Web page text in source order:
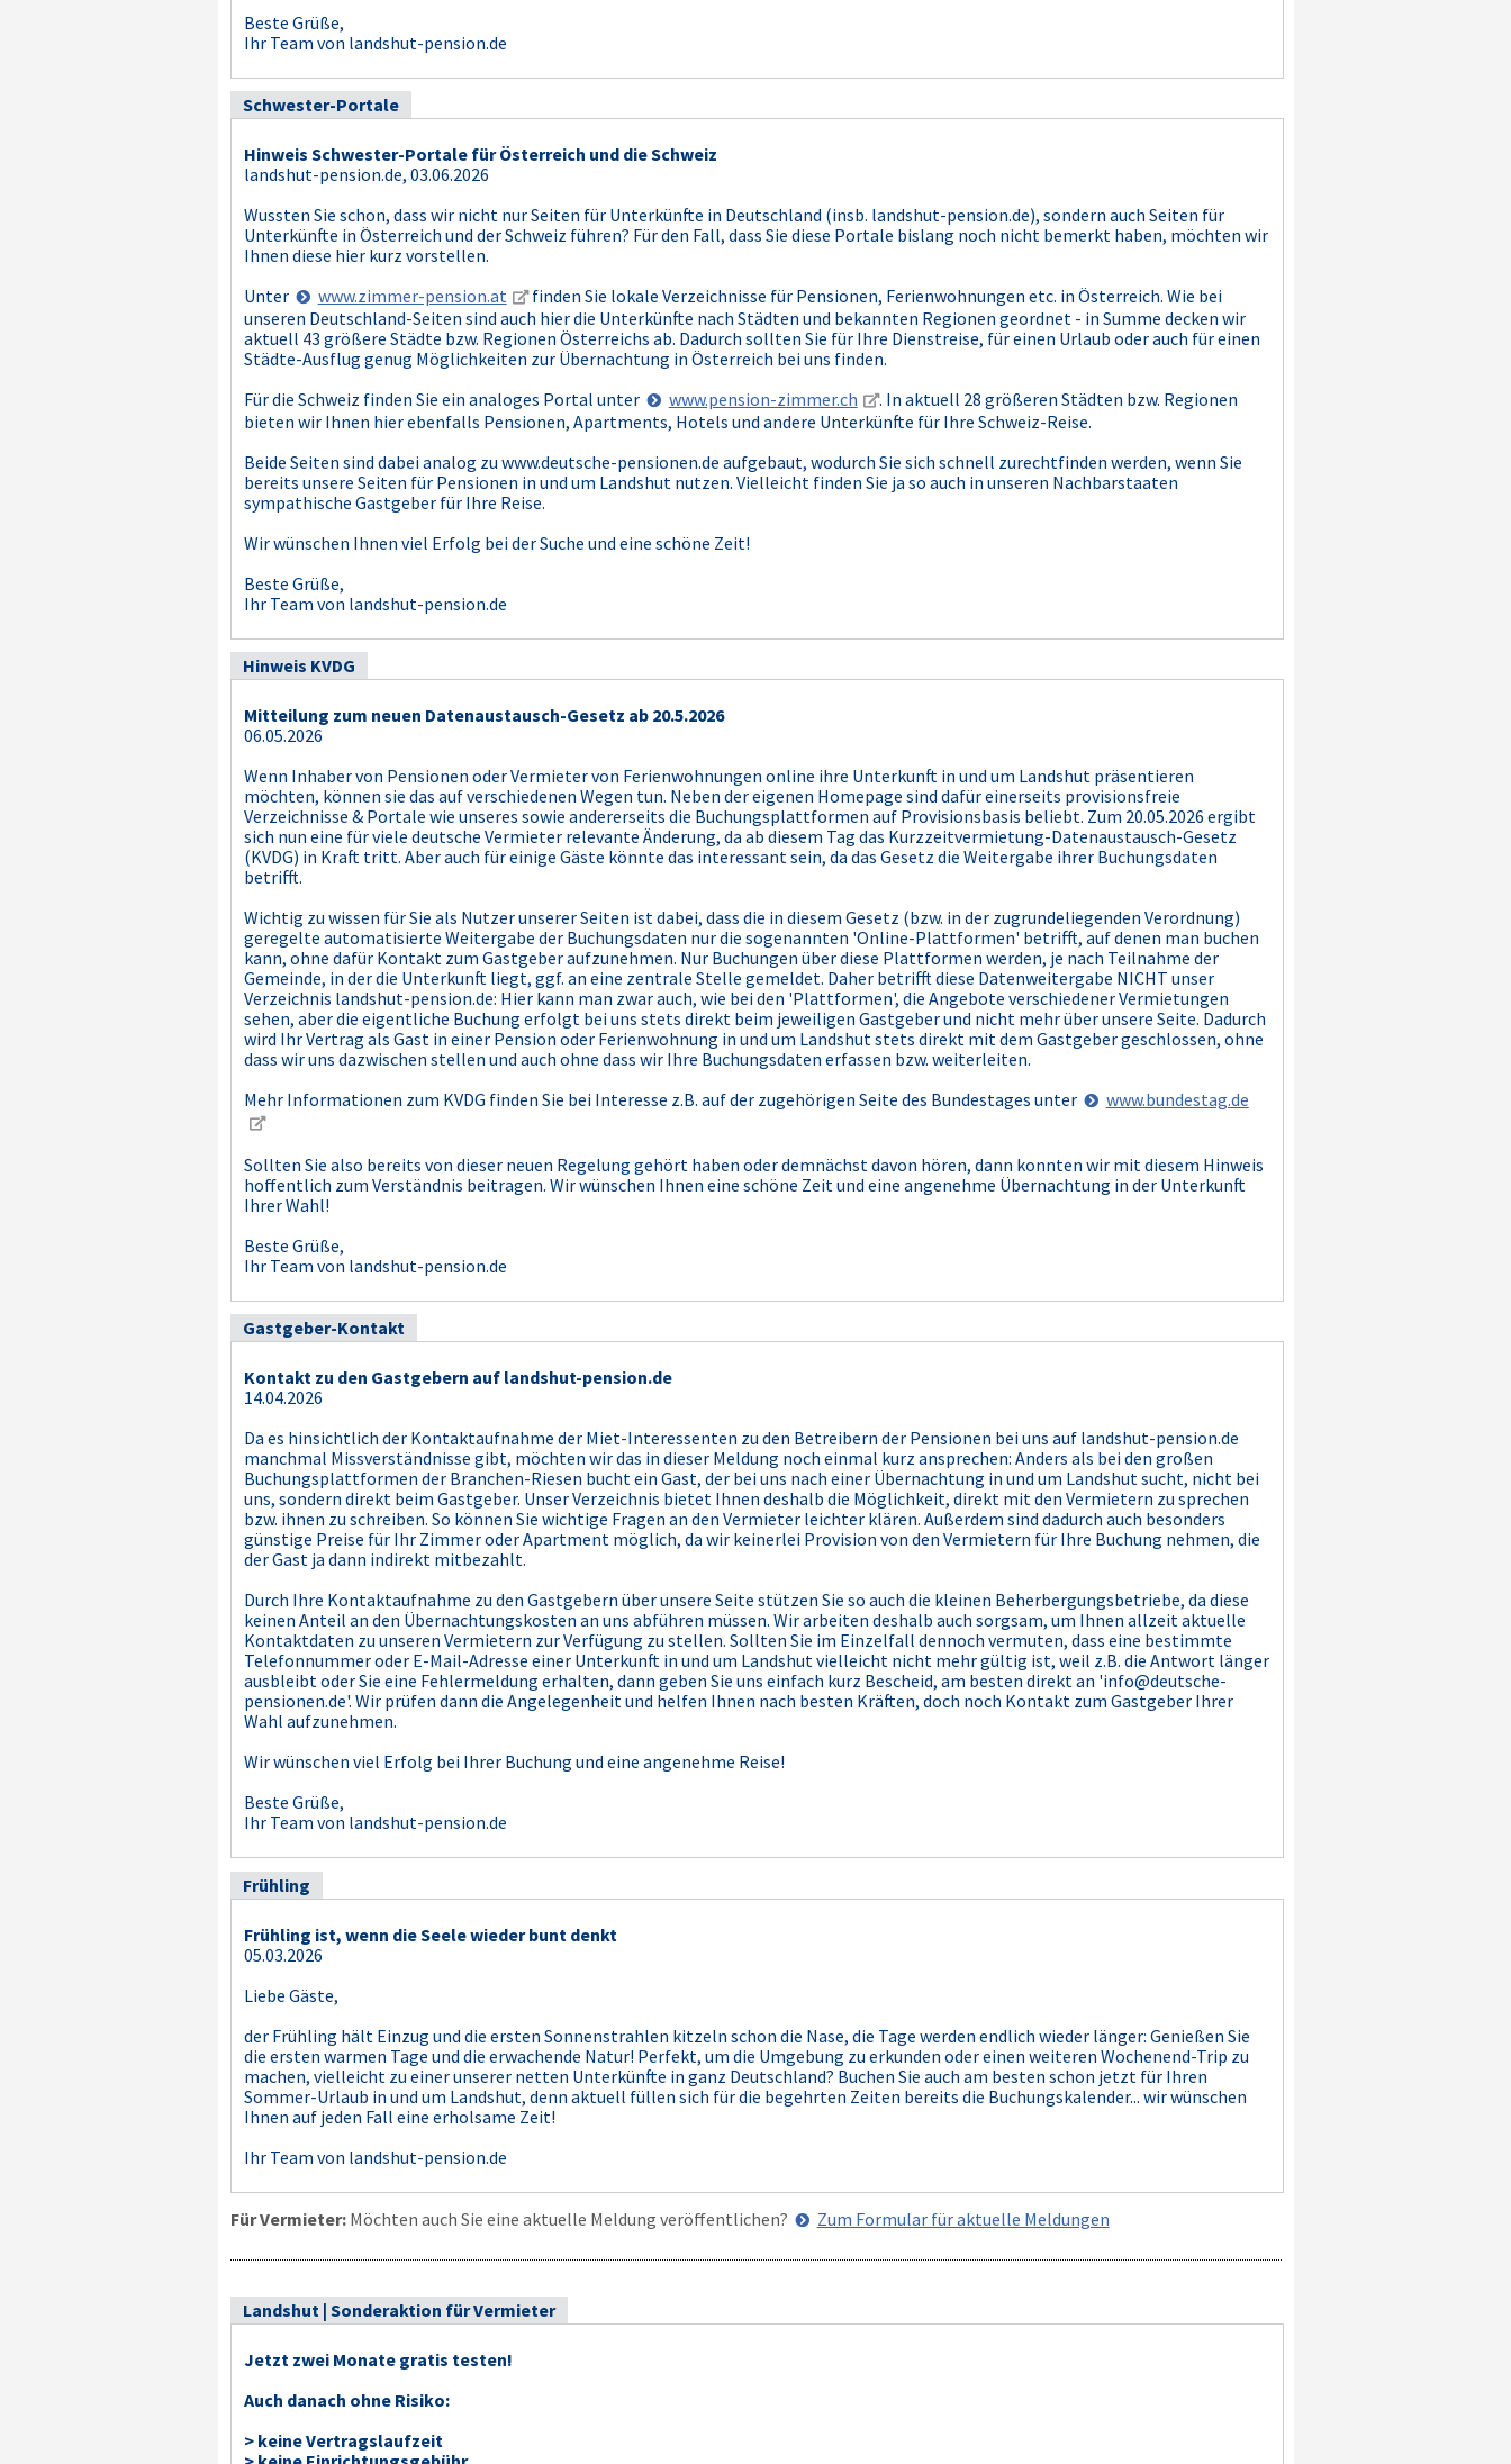
Beste Grüße,
Ihr Team von landshut-pension.de
Schwester-Portale
Hinweis Schwester-Portale für Österreich und die Schweiz
landshut-pension.de, 03.06.2026
Wussten Sie schon, dass wir nicht nur Seiten für Unterkünfte in Deutschland (insb. landshut-pension.de), sondern auch Seiten für
Unterkünfte in Österreich und der Schweiz führen? Für den Fall, dass Sie diese Portale bislang noch nicht bemerkt haben, möchten wir
Ihnen diese hier kurz vorstellen.
Unter
www.zimmer-pension.at
finden Sie lokale Verzeichnisse für Pensionen, Ferienwohnungen etc. in Österreich. Wie bei
unseren Deutschland-Seiten sind auch hier die Unterkünfte nach Städten und bekannten Regionen geordnet - in Summe decken wir
aktuell 43 größere Städte bzw. Regionen Österreichs ab. Dadurch sollten Sie für Ihre Dienstreise, für einen Urlaub oder auch für einen
Städte-Ausflug genug Möglichkeiten zur Übernachtung in Österreich bei uns finden.
Für die Schweiz finden Sie ein analoges Portal unter
www.pension-zimmer.ch
. In aktuell 28 größeren Städten bzw. Regionen
bieten wir Ihnen hier ebenfalls Pensionen, Apartments, Hotels und andere Unterkünfte für Ihre Schweiz-Reise.
Beide Seiten sind dabei analog zu www.deutsche-pensionen.de aufgebaut, wodurch Sie sich schnell zurechtfinden werden, wenn Sie
bereits unsere Seiten für Pensionen in und um Landshut nutzen. Vielleicht finden Sie ja so auch in unseren Nachbarstaaten
sympathische Gastgeber für Ihre Reise.
Wir wünschen Ihnen viel Erfolg bei der Suche und eine schöne Zeit!
Beste Grüße,
Ihr Team von landshut-pension.de
Hinweis KVDG
Mitteilung zum neuen Datenaustausch-Gesetz ab 20.5.2026
06.05.2026
Wenn Inhaber von Pensionen oder Vermieter von Ferienwohnungen online ihre Unterkunft in und um Landshut präsentieren
möchten, können sie das auf verschiedenen Wegen tun. Neben der eigenen Homepage sind dafür einerseits provisionsfreie
Verzeichnisse & Portale wie unseres sowie andererseits die Buchungsplattformen auf Provisionsbasis beliebt. Zum 20.05.2026 ergibt
sich nun eine für viele deutsche Vermieter relevante Änderung, da ab diesem Tag das Kurzzeitvermietung-Datenaustausch-Gesetz
(KVDG) in Kraft tritt. Aber auch für einige Gäste könnte das interessant sein, da das Gesetz die Weitergabe ihrer Buchungsdaten
betrifft.
Wichtig zu wissen für Sie als Nutzer unserer Seiten ist dabei, dass die in diesem Gesetz (bzw. in der zugrundeliegenden Verordnung)
geregelte automatisierte Weitergabe der Buchungsdaten nur die sogenannten 'Online-Plattformen' betrifft, auf denen man buchen
kann, ohne dafür Kontakt zum Gastgeber aufzunehmen. Nur Buchungen über diese Plattformen werden, je nach Teilnahme der
Gemeinde, in der die Unterkunft liegt, ggf. an eine zentrale Stelle gemeldet. Daher betrifft diese Datenweitergabe NICHT unser
Verzeichnis landshut-pension.de: Hier kann man zwar auch, wie bei den 'Plattformen', die Angebote verschiedener Vermietungen
sehen, aber die eigentliche Buchung erfolgt bei uns stets direkt beim jeweiligen Gastgeber und nicht mehr über unsere Seite. Dadurch
wird Ihr Vertrag als Gast in einer Pension oder Ferienwohnung in und um Landshut stets direkt mit dem Gastgeber geschlossen, ohne
dass wir uns dazwischen stellen und auch ohne dass wir Ihre Buchungsdaten erfassen bzw. weiterleiten.
Mehr Informationen zum KVDG finden Sie bei Interesse z.B. auf der zugehörigen Seite des Bundestages unter
www.bundestag.de
Sollten Sie also bereits von dieser neuen Regelung gehört haben oder demnächst davon hören, dann konnten wir mit diesem Hinweis
hoffentlich zum Verständnis beitragen. Wir wünschen Ihnen eine schöne Zeit und eine angenehme Übernachtung in der Unterkunft
Ihrer Wahl!
Beste Grüße,
Ihr Team von landshut-pension.de
Gastgeber-Kontakt
Kontakt zu den Gastgebern auf landshut-pension.de
14.04.2026
Da es hinsichtlich der Kontaktaufnahme der Miet-Interessenten zu den Betreibern der Pensionen bei uns auf landshut-pension.de
manchmal Missverständnisse gibt, möchten wir das in dieser Meldung noch einmal kurz ansprechen: Anders als bei den großen
Buchungsplattformen der Branchen-Riesen bucht ein Gast, der bei uns nach einer Übernachtung in und um Landshut sucht, nicht bei
uns, sondern direkt beim Gastgeber. Unser Verzeichnis bietet Ihnen deshalb die Möglichkeit, direkt mit den Vermietern zu sprechen
bzw. ihnen zu schreiben. So können Sie wichtige Fragen an den Vermieter leichter klären. Außerdem sind dadurch auch besonders
günstige Preise für Ihr Zimmer oder Apartment möglich, da wir keinerlei Provision von den Vermietern für Ihre Buchung nehmen, die
der Gast ja dann indirekt mitbezahlt.
Durch Ihre Kontaktaufnahme zu den Gastgebern über unsere Seite stützen Sie so auch die kleinen Beherbergungsbetriebe, da diese
keinen Anteil an den Übernachtungskosten an uns abführen müssen. Wir arbeiten deshalb auch sorgsam, um Ihnen allzeit aktuelle
Kontaktdaten zu unseren Vermietern zur Verfügung zu stellen. Sollten Sie im Einzelfall dennoch vermuten, dass eine bestimmte
Telefonnummer oder E-Mail-Adresse einer Unterkunft in und um Landshut vielleicht nicht mehr gültig ist, weil z.B. die Antwort länger
ausbleibt oder Sie eine Fehlermeldung erhalten, dann geben Sie uns einfach kurz Bescheid, am besten direkt an 'info@deutsche-
pensionen.de'. Wir prüfen dann die Angelegenheit und helfen Ihnen nach besten Kräften, doch noch Kontakt zum Gastgeber Ihrer
Wahl aufzunehmen.
Wir wünschen viel Erfolg bei Ihrer Buchung und eine angenehme Reise!
Beste Grüße,
Ihr Team von landshut-pension.de
Frühling
Frühling ist, wenn die Seele wieder bunt denkt
05.03.2026
Liebe Gäste,
der Frühling hält Einzug und die ersten Sonnenstrahlen kitzeln schon die Nase, die Tage werden endlich wieder länger: Genießen Sie
die ersten warmen Tage und die erwachende Natur! Perfekt, um die Umgebung zu erkunden oder einen weiteren Wochenend-Trip zu
machen, vielleicht zu einer unserer netten Unterkünfte in ganz Deutschland? Buchen Sie auch am besten schon jetzt für Ihren
Sommer-Urlaub in und um Landshut, denn aktuell füllen sich für die begehrten Zeiten bereits die Buchungskalender... wir wünschen
Ihnen auf jeden Fall eine erholsame Zeit!
Ihr Team von landshut-pension.de
Für Vermieter:Möchten auch Sie eine aktuelle Meldung veröffentlichen? Zum Formular für aktuelle Meldungen
Landshut | Sonderaktion für Vermieter
Jetzt zwei Monate gratis testen!
Auch danach ohne Risiko:
> keine Vertragslaufzeit